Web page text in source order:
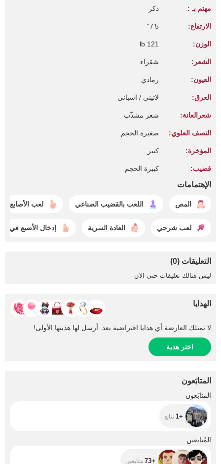
مهتم بـ : ذكر
الارتفاع: 5'7"
الوزن: 121 lb
الشعر: شقراء
العيون: رمادي
العرق: لاتيني / اسباني
شعرالعانة: شعر مشذّب
النصف العلوي: صغيرة الحجم
المؤخرة: كبير
قضيب: كبيرة الحجم
الإهتمامات
المص اللعب بالقضيب الصناعي لعب الأصابع
لعب شرجي العادة السرية إدخال الأصبع في
التعليقات (0)
ليس هنالك تعليقات حتى الان
الهدايا
لا تمتلك العارضة أي هدايا افتراضية بعد. أرسل لها هديتها الأولى!
اختر هدية
المتابَعون
المتابَعون
+1 تتابع
المُتابعين
+73 متابعين